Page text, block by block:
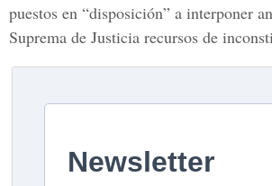
puestos en “disposición” a interponer
Suprema de Justicia recursos de